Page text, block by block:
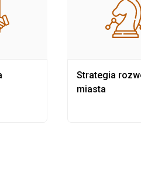
Strategia
miasta